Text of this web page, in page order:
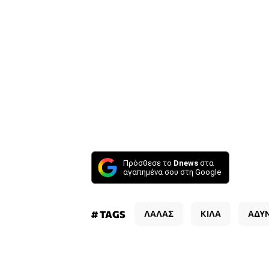
Πρόσθεσε το Dnews στα
αγαπημένα σου στη Google
# TAGS ΛΑΛΑΣ ΚΙΛΑ